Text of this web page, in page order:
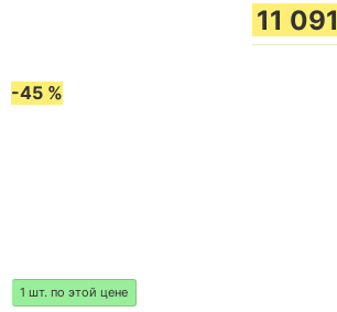
11 091
-45 %
1 шт. по этой цене